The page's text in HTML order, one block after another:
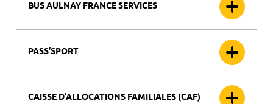
BUS AULNAY FRANCE SERVICES
PASS’SPORT
CAISSE D’ALLOCATIONS FAMILIALES (CAF)